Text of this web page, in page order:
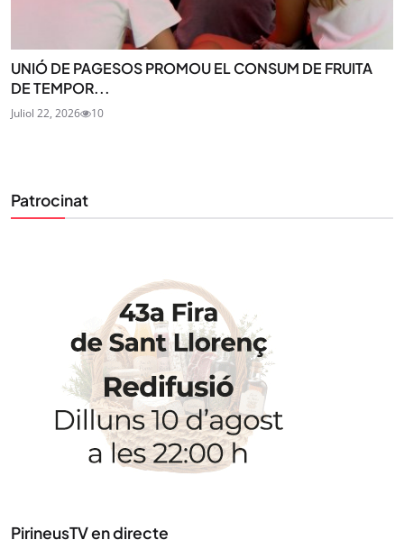
UNIÓ DE PAGESOS PROMOU EL CONSUM DE FRUITA
DE TEMPOR...
Juliol 22, 2026 10
Patrocinat
PirineusTV en directe
STAY UPDATED
Uneix-te al nostre butlletí
Tota l’actualitat, seleccionada i enviada directament
al teu correu. Subscriu-te al nostre butlletí i segueix